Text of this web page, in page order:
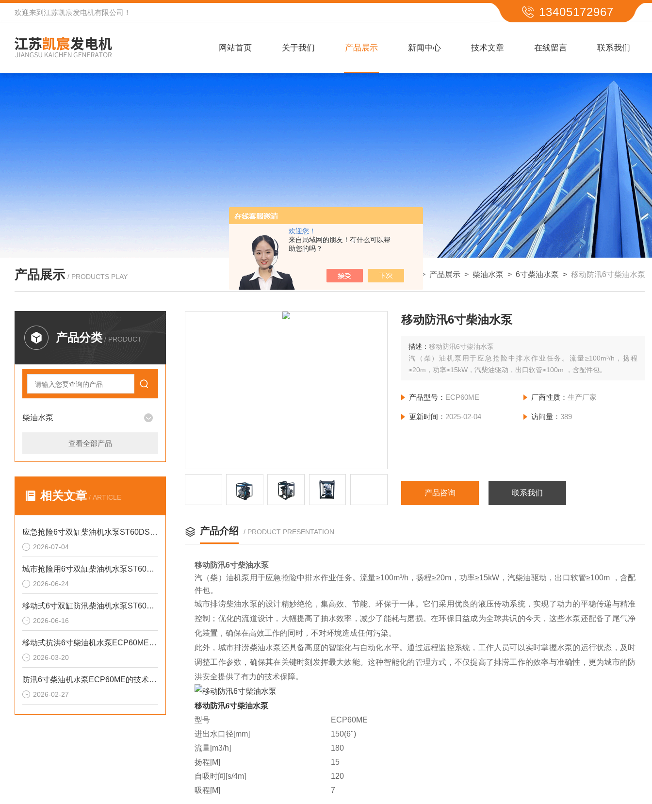
欢迎您！
来自局域网的朋友！有什么可以帮
助您的吗？
欢迎来到 江苏凯宸发电机有限公司 ！ 13405172967
网站首页 关于我们 产品展示 新闻中心 技术文章 在线留言 联系我们
产品展示 / PRODUCTS PLAY 我的位置： > 产品展示 > 柴油水泵 > 6寸柴油水泵 > 移动防汛6寸柴油水泵
产品分类 / PRODUCT
柴油水泵
查看全部产品
相关文章 / ARTICLE
应急抢险6寸双缸柴油机水泵ST60DS产品介绍
2026-07-04
城市抢险用6寸双缸柴油机水泵ST60DS产品介绍
2026-06-24
移动式6寸双缸防汛柴油机水泵ST60SD产品介绍
2026-06-16
移动式抗洪6寸柴油机水泵ECP60ME产品介绍
2026-03-20
防汛6寸柴油机水泵ECP60ME的技术参数
2026-02-27
移动防汛6寸柴油水泵
描述：移动防汛6寸柴油水泵
汽（柴）油机泵用于应急抢险中排水作业任务。流量≥100m³/h，扬程
≥20m，功率≥15kW，汽柴油驱动，出口软管≥100m ，含配件包。
产品型号： ECP60ME 厂商性质： 生产厂家
更新时间： 2025-02-04 访问量： 389
产品咨询 联系我们
产品介绍 / PRODUCT PRESENTATION
移动防汛6寸柴油水泵
汽（柴）油机泵用于应急抢险中排水作业任务。流量≥100m³/h，扬程≥20m，功率≥15kW，汽柴油驱动，出口软管≥100m ，含配
件包。
城市排涝柴油水泵的设计精妙绝伦，集高效、节能、环保于一体。它们采用优良的液压传动系统，实现了动力的平稳传递与精准
控制；优化的流道设计，大幅提高了抽水效率，减少了能耗与磨损。在环保日益成为全球共识的今天，这些水泵还配备了尾气净
化装置，确保在高效工作的同时，不对环境造成任何污染。
此外，城市排涝柴油水泵还具备高度的智能化与自动化水平。通过远程监控系统，工作人员可以实时掌握水泵的运行状态，及时
调整工作参数，确保其在关键时刻发挥最大效能。这种智能化的管理方式，不仅提高了排涝工作的效率与准确性，更为城市的防
洪安全提供了有力的技术保障。
移动防汛6寸柴油水泵
型号
ECP60ME
进出水口径[mm]
150(6")
流量[m3/h]
180
扬程[M]
15
自吸时间[s/4m]
120
吸程[M]
7